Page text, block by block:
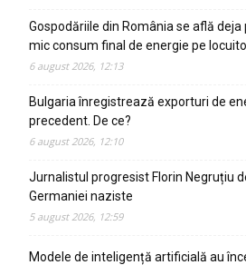
Gospodăriile din România se află
mic consum final de energie pe
6 august 2026, 12:13
Bulgaria înregistrează exporturi de
precedent. De ce?
6 august 2026, 12:10
Jurnalistul progresist Florin Negruțiu
Germaniei naziste
5 august 2026, 12:59
Modele de inteligență artificială au